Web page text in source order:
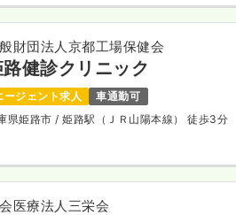
財団法人京都工場保健会
健診クリニック
ージェント求人
車通勤可
県姫路市/ 姫路駅（ＪＲ山陽本線） 徒歩3分
医療法人三栄会